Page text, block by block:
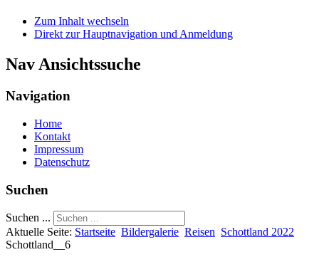
Zum Inhalt wechseln
Direkt zur Hauptnavigation und Anmeldung
Nav Ansichtssuche
Navigation
Home
Kontakt
Impressum
Datenschutz
Suchen
Suchen ...
Aktuelle Seite: Startseite Bildergalerie Reisen Schottland 2022
Schottland__6